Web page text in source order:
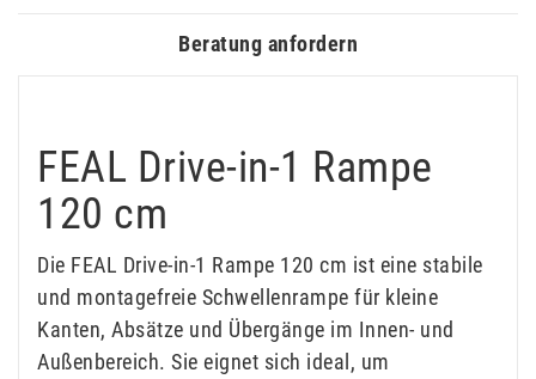
Beratung anfordern
FEAL Drive-in-1 Rampe
120 cm
Die FEAL Drive-in-1 Rampe 120 cm ist eine stabile
und montagefreie Schwellenrampe für kleine
Kanten, Absätze und Übergänge im Innen- und
Außenbereich. Sie eignet sich ideal, um